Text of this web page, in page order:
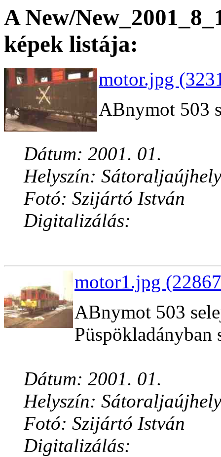
A New/
képek listája:
motor.jpg
ABnymot 503
Dátum: 2001. 01.
Helyszín: Sátoraljaújhely
Fotó: Szijártó István
Digitalizálás:
motor1.jpg
ABnymot 503
Püspökladányban
Dátum: 2001. 01.
Helyszín: Sátoraljaújhely
Fotó: Szijártó István
Digitalizálás: